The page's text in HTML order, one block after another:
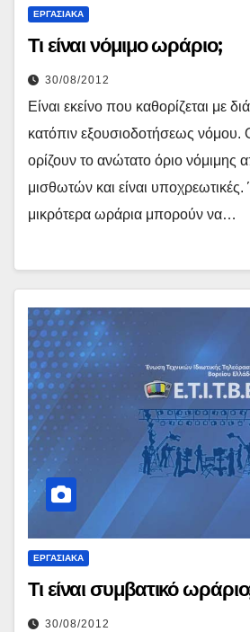
ΕΡΓΑΣΙΑΚΆ
Τι είναι νόμιμο ωράριο;
30/08/2012
Είναι εκείνο που καθορίζεται με
κατόπιν εξουσιοδοτήσεως νόμου.
ορίζουν το ανώτατο όριο νόμιμης
μισθωτών και είναι
μικρότερα ωράρια μπορούν να…
ΕΡΓΑΣΙΑΚΆ
Τι είναι συμβατικό
30/08/2012